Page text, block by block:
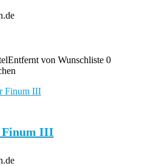
Entfernt von Wunschliste 0
Finum III